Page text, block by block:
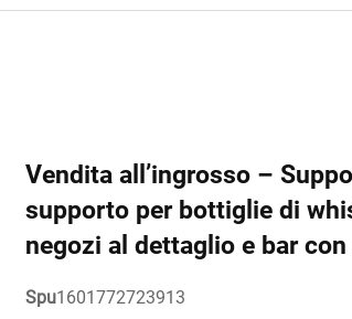
Vendita all’ingrosso –
supporto per bottiglie di
negozi al dettaglio e bar
Spu1601772723913